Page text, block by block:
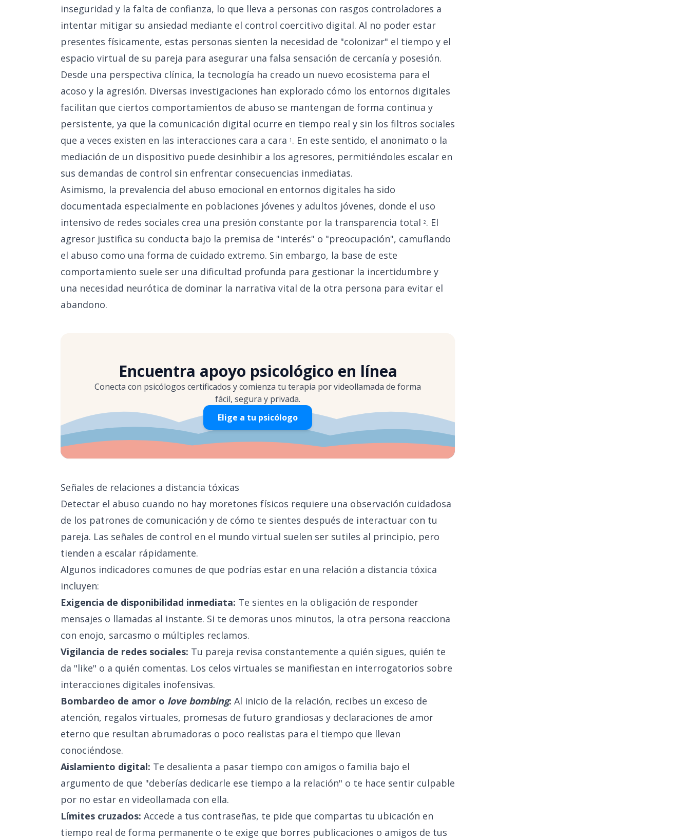
inseguridad y la falta de confianza, lo que lleva a personas con rasgos controladores a
intentar mitigar su ansiedad mediante el control coercitivo digital. Al no poder estar
presentes físicamente, estas personas sienten la necesidad de "colonizar" el tiempo y el
espacio virtual de su pareja para asegurar una falsa sensación de cercanía y posesión.
Desde una perspectiva clínica, la tecnología ha creado un nuevo ecosistema para el
acoso y la agresión. Diversas investigaciones han explorado cómo los entornos digitales
facilitan que ciertos comportamientos de abuso se mantengan de forma continua y
persistente, ya que la comunicación digital ocurre en tiempo real y sin los filtros sociales
que a veces existen en las interacciones cara a cara 1 . En este sentido, el anonimato o la
mediación de un dispositivo puede desinhibir a los agresores, permitiéndoles escalar en
sus demandas de control sin enfrentar consecuencias inmediatas.
Asimismo, la prevalencia del abuso emocional en entornos digitales ha sido
documentada especialmente en poblaciones jóvenes y adultos jóvenes, donde el uso
intensivo de redes sociales crea una presión constante por la transparencia total 2. El
agresor justifica su conducta bajo la premisa de "interés" o "preocupación", camuflando
el abuso como una forma de cuidado extremo. Sin embargo, la base de este
comportamiento suele ser una dificultad profunda para gestionar la incertidumbre y
una necesidad neurótica de dominar la narrativa vital de la otra persona para evitar el
abandono.
Encuentra apoyo psicológico en línea
Conecta con psicólogos certificados y comienza tu terapia por videollamada de forma
fácil, segura y privada.
Elige a tu psicólogo
Señales de relaciones a distancia tóxicas
Detectar el abuso cuando no hay moretones físicos requiere una observación cuidadosa
de los patrones de comunicación y de cómo te sientes después de interactuar con tu
pareja. Las señales de control en el mundo virtual suelen ser sutiles al principio, pero
tienden a escalar rápidamente.
Algunos indicadores comunes de que podrías estar en una relación a distancia tóxica
incluyen:
Exigencia de disponibilidad inmediata: Te sientes en la obligación de responder
mensajes o llamadas al instante. Si te demoras unos minutos, la otra persona reacciona
con enojo, sarcasmo o múltiples reclamos.
Vigilancia de redes sociales: Tu pareja revisa constantemente a quién sigues, quién te
da "like" o a quién comentas. Los celos virtuales se manifiestan en interrogatorios sobre
interacciones digitales inofensivas.
Bombardeo de amor o love bombing: Al inicio de la relación, recibes un exceso de
atención, regalos virtuales, promesas de futuro grandiosas y declaraciones de amor
eterno que resultan abrumadoras o poco realistas para el tiempo que llevan
conociéndose.
Aislamiento digital: Te desalienta a pasar tiempo con amigos o familia bajo el
argumento de que "deberías dedicarle ese tiempo a la relación" o te hace sentir culpable
por no estar en videollamada con ella.
Límites cruzados: Accede a tus contraseñas, te pide que compartas tu ubicación en
tiempo real de forma permanente o te exige que borres publicaciones o amigos de tus